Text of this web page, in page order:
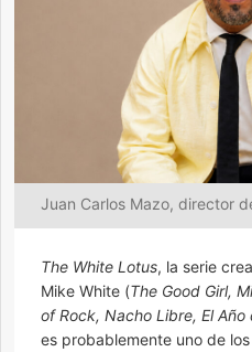
Juan Carlos Mazo, director
The White Lotus, la serie
Mike White (The Good Girl,
of Rock, Nacho Libre, El
es probablemente uno de